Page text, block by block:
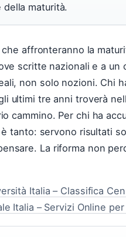
maturità.
affronteranno la
scritte nazionali e a un
non solo nozioni. Chi
ultimi tre anni troverà
cammino. Per chi ha
tanto: servono risultati
La riforma non
Italia – Classifica
Italia – Servizi Online